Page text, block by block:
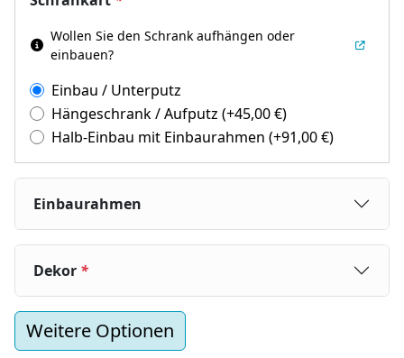
Wollen Sie den Schrank aufhängen oder
einbauen?
Einbau / Unterputz
Hängeschrank / Aufputz (+45,00€)
Halb-Einbau mit Einbaurahmen (+91,00€)
Einbaurahmen
Dekor *
Weitere Optionen